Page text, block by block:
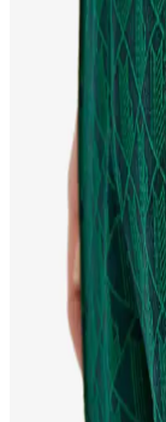
Lacoste
Konforun
Lacoste kadın
konforu bir araya
ürünler, rahat
Lacoste
Sunan Ikonik
Lacoste kazakları
tasarımlarıyla
adımlarıyla moda
Mor Lacoste
Şıklığın Zirvesi